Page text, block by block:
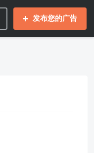
发布您的广告